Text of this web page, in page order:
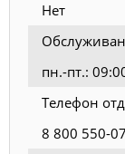
Нет
пн.-пт.:
Телефон
8 800 550-